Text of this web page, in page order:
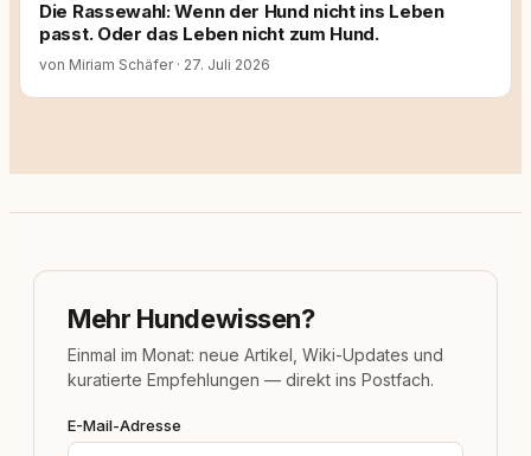
Die Rassewahl: Wenn der Hund nicht ins Leben
passt. Oder das Leben nicht zum Hund.
von Miriam Schäfer · 27. Juli 2026
Mehr Hundewissen?
Einmal im Monat: neue Artikel, Wiki-Updates und
kuratierte Empfehlungen — direkt ins Postfach.
E-Mail-Adresse